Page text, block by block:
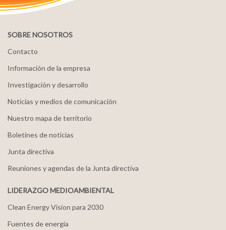
SOBRE NOSOTROS
Contacto
Información de la empresa
Investigación y desarrollo
Noticias y medios de comunicación
Nuestro mapa de territorio
Boletines de noticias
Junta directiva
Reuniones y agendas de la Junta directiva
LIDERAZGO MEDIOAMBIENTAL
Clean Energy Vision para 2030
Fuentes de energía